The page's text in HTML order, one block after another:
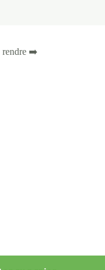
rendre ➡️